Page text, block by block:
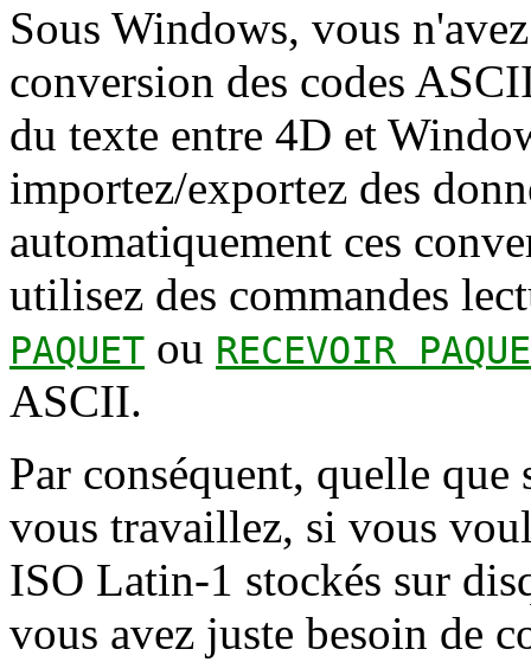
Sous Windows, vous
conversion des codes
du texte entre 4D et
importez/exportez des
automatiquement ces
utilisez des commandes
PAQUET ou RECEVOIR
ASCII.
Par conséquent, quelle
vous travaillez, si vous
ISO Latin-1 stockés sur
vous avez juste besoin de